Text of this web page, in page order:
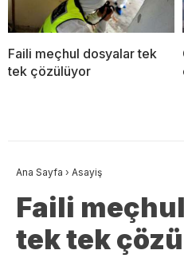
Faili meçhul dosyalar tek
tek çözülüyor
Ana Sayfa › Asayiş
Faili
tek tek